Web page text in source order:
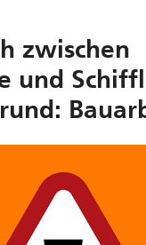
zwischen
und